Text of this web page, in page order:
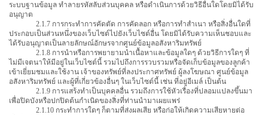
ระบบฐานข้อมูล ทำลายรหัสลับส่วนบุคคล หรือดำเนินการด้วยวิธีอื่นใดโดยมิได้รับ
อนุญาต
2.1.7 การกระทำการคัดตัด การคัดลอก หรือการทำสำเนา หรือสิ่งอื่นใดที่
ประกอบเป็นส่วนหนึ่งของเว็บไซต์ไปยังเว็บไซต์อื่น โดยมิได้รับความเห็นชอบและ
ได้รับอนุญาตเป็นลายลักษณ์อักษรจากศูนย์ข้อมูลอสังหาริมทรัพย์
2.1.8 การนำหรือการพยายามนำเนื้อหาและข้อมูลใดๆ ด้วยวิธีการใดๆ ที่
ไม่มีเจตนาให้มีอยู่ในเว็บไซต์นี้ รวมไปถึงการรวบรวมหรือจัดเก็บข้อมูลของลูกค้า
เข้าเยี่ยมชมและใช้งาน เจ้าของทรัพย์ที่ลงประกาศทรัพย์ ผู้ลงโฆษณา ศูนย์ข้อมูล
อสังหาริมทรัพย์ และผู้ที่เกี่ยวข้องอื่นๆ ในเว็บไซต์นี้ เช่น ที่อยู่อีเมล์ เป็นต้น
2.1.9 การแสร้งทำเป็นบุคคลอื่น รวมถึงการใช้หัวเรื่องที่ปลอมแปลงขึ้นมา
เพื่อปิดบังหรือปกปิดต้นกำเนิดของสิ่งที่ท่านนำมาเผยแพร่
2.1.10 กระทำการใดๆ ก็ตามที่ส่งผลเสีย หรือก่อให้เกิดความเสียหายต่อ